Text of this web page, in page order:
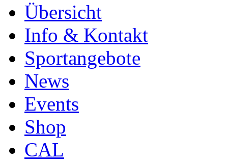
Übersicht
Info & Kontakt
Sportangebote
News
Events
Shop
CAL